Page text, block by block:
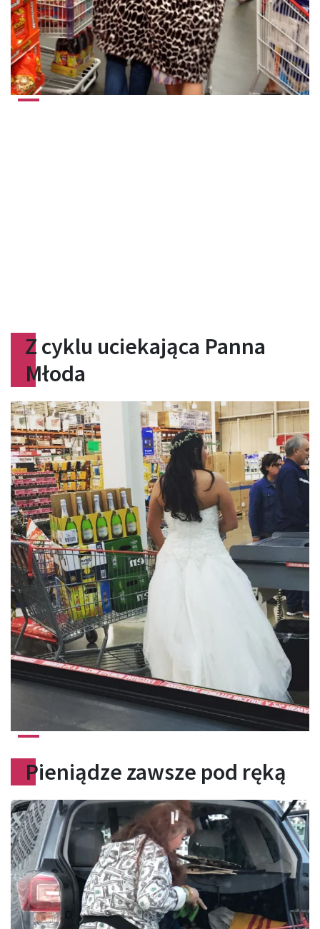
Z cyklu uciekająca Panna
Młoda
Pieniądze zawsze pod ręką